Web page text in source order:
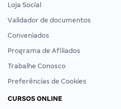
Loja Social
Validador de documentos
Conveniados
Programa de Afiliados
Trabalhe Conosco
Preferências de Cookies
CURSOS ONLINE